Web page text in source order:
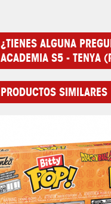
¿TIENES ALGUNA
ACADEMIA S5 - TENYA
PRODUCTOS SIMILARES